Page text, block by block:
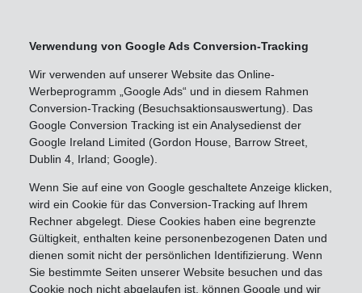
Verwendung von Google Ads Conversion-Tracking
Wir verwenden auf unserer Website das Online-
Werbeprogramm „Google Ads“ und in diesem Rahmen
Conversion-Tracking (Besuchsaktionsauswertung). Das
Google Conversion Tracking ist ein Analysedienst der
Google Ireland Limited (Gordon House, Barrow Street,
Dublin 4, Irland; Google).
Wenn Sie auf eine von Google geschaltete Anzeige klicken,
wird ein Cookie für das Conversion-Tracking auf Ihrem
Rechner abgelegt. Diese Cookies haben eine begrenzte
Gültigkeit, enthalten keine personenbezogenen Daten und
dienen somit nicht der persönlichen Identifizierung. Wenn
Sie bestimmte Seiten unserer Website besuchen und das
Cookie noch nicht abgelaufen ist, können Google und wir